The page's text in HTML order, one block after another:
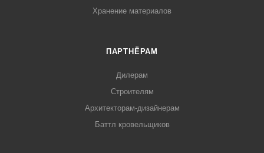
Хранение материалов
ПАРТНЁРАМ
Дилерам
Строителям
Архитекторам-дизайнерам
Баттл кровельщиков